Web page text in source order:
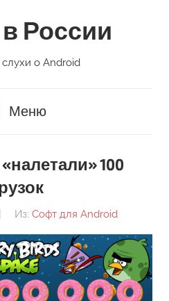
в России
о Android
Меню
«налетали» 100
Из: Софт для Android